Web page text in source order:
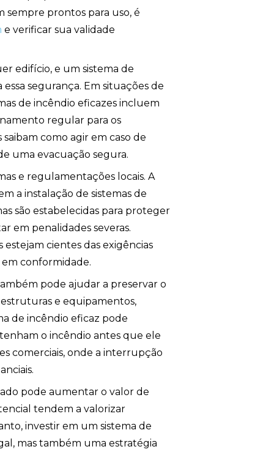
sempre prontos para uso, é
e verificar sua validade
edifício, e um sistema de
segurança. Em situações de
de incêndio eficazes incluem
regular para os
como agir em caso de
uma evacuação segura.
e regulamentações locais. A
a instalação de sistemas de
são estabelecidas para proteger
em penalidades severas.
cientes das exigências
em conformidade.
pode ajudar a preservar o
e equipamentos,
de incêndio eficaz pode
o incêndio antes que ele
comerciais, onde a interrupção
pode aumentar o valor de
tendem a valorizar
investir em um sistema de
mas também uma estratégia